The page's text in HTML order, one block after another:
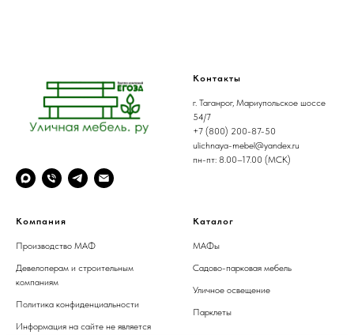
Контакты
г. Таганрог, Мариупольское шоссе
54/7
+7 (800) 200-87-50
ulichnaya-mebel@yandex.ru
пн-пт: 8.00–17.00 (МСК)
Компания
Производство МАФ
Девелоперам и строительным
компаниям
Политика конфиденциальности
Информация на сайте не является
Каталог
МАФы
Садово-парковая мебель
Уличное освещение
Парклеты